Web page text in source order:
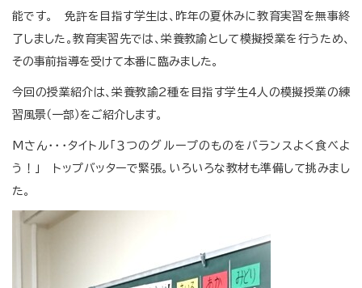
能です。 免許を目指す学生は、昨年の夏休みに教育実習を無事終
了しました。教育実習先では、栄養教諭として模擬授業を行うため、
その事前指導を受けて本番に臨みました。
今回の授業紹介は、栄養教諭2種を目指す学生4人の模擬授業の練
習風景（一部）をご紹介します。
Mさん・・・タイトル「３つのグループのものをバランスよく食べよ
う！」 トップバッターで緊張。いろいろな教材も準備して挑みまし
た。